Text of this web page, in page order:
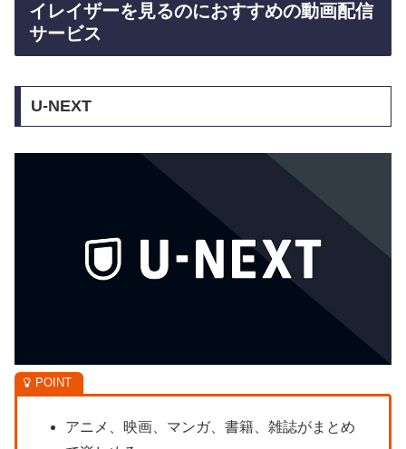
イレイザーを見るのにおすすめの動画配信
サービス
U-NEXT
アニメ、映画、マンガ、書籍、雑誌がまとめ